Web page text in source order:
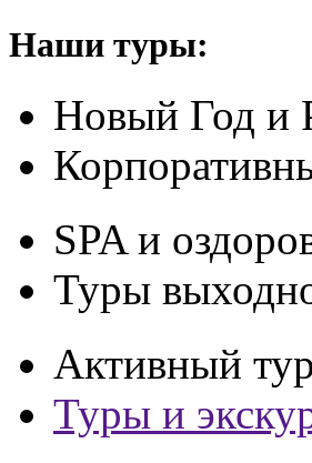
Наши туры:
Новый Год и
SPA и
Туры
Активный
Туры и